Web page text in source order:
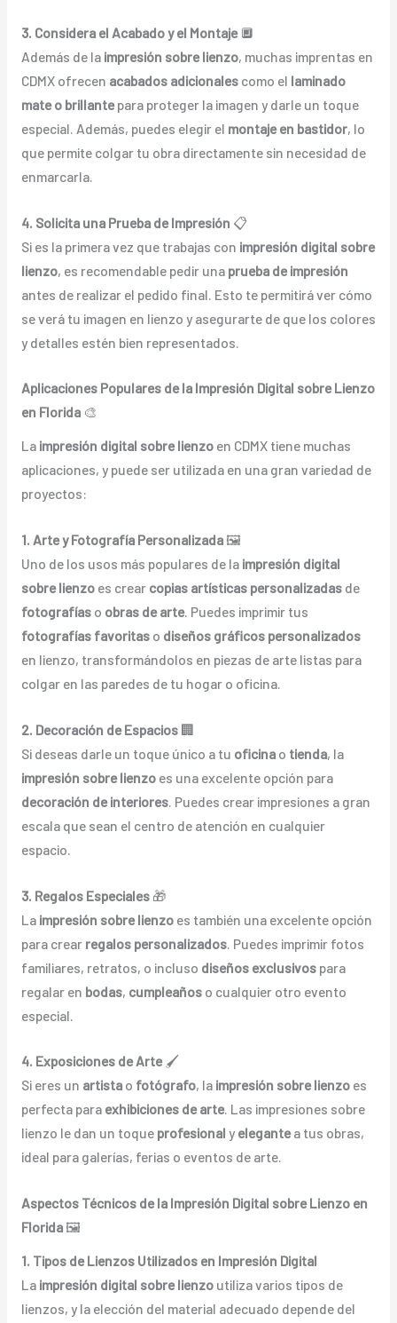
3. Considera el Acabado y el Montaje🔲
Además de la impresión sobre lienzo, muchas imprentas en
CDMX ofrecen acabados adicionalescomo el laminado
mate o brillantepara proteger la imagen y darle un toque
especial. Además, puedes elegir el montaje en bastidor, lo
que permite colgar tu obra directamente sin necesidad de
enmarcarla.
4. Solicita una Prueba de Impresión 📋
Si es la primera vez que trabajas con impresión digital sobre
lienzo, es recomendable pedir una prueba de impresión
antes de realizar el pedido final. Esto te permitirá ver cómo
se verá tu imagen en lienzo y asegurarte de que los colores
y detalles estén bien representados.
Aplicaciones Populares de la Impresión Digital sobre Lienzo
en Florida🎨
La impresión digital sobre lienzoen CDMX tiene muchas
aplicaciones, y puede ser utilizada en una gran variedad de
proyectos:
1. Arte y Fotografía Personalizada🖼️
Uno de los usos más populares de la impresión digital
sobre lienzoes crear copias artísticas personalizadasde
fotografíaso obras de arte. Puedes imprimir tus
fotografías favoritaso diseños gráficos personalizados
en lienzo, transformándolos en piezas de arte listas para
colgar en las paredes de tu hogar o oficina.
2. Decoración de Espacios🏢
Si deseas darle un toque único a tu oficinao tienda, la
impresión sobre lienzoes una excelente opción para
decoración de interiores. Puedes crear impresiones a gran
escala que sean el centro de atención en cualquier
espacio.
3. Regalos Especiales🎁
La impresión sobre lienzoes también una excelente opción
para crear regalos personalizados. Puedes imprimir fotos
familiares, retratos, o incluso diseños exclusivospara
regalar en bodas, cumpleañoso cualquier otro evento
especial.
4. Exposiciones de Arte🖌️
Si eres un artistao fotógrafo, la impresión sobre lienzoes
perfecta para exhibiciones de arte. Las impresiones sobre
lienzo le dan un toque profesional y elegantea tus obras,
ideal para galerías, ferias o eventos de arte.
Aspectos Técnicos de la Impresión Digital sobre Lienzo en
Florida🖼️
1. Tipos de Lienzos Utilizados en Impresión Digital
La impresión digital sobre lienzoutiliza varios tipos de
lienzos, y la elección del material adecuado depende del